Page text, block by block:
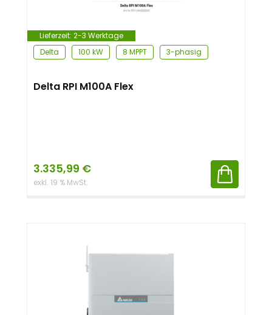
Lieferzeit: 2-3 Werktage
Delta
100 kW 8 MPPT 3-phasig
Delta RPI M100A Flex
3.335,99 €
exkl. 19 % MwSt.